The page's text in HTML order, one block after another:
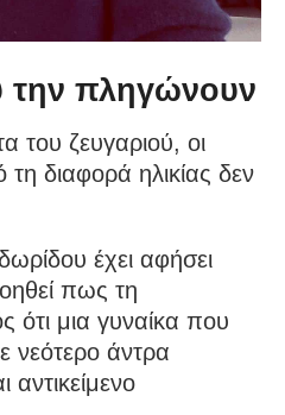
την πληγώνουν
του ζευγαριού, οι
διαφορά ηλικίας δεν
έχει αφήσει
πως τη
ότι μια γυναίκα που
νεότερο άντρα
αντικείμενο